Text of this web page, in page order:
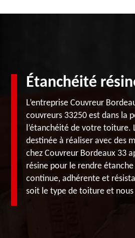
Étanchéité
L’entreprise Couvreur
couvreurs 33250 est dans la
l’étanchéité de votre toiture.
destinée à réaliser avec des
chez Couvreur Bordeaux 33
résine pour le rendre
continue, adhérente et
soit le type de toiture et